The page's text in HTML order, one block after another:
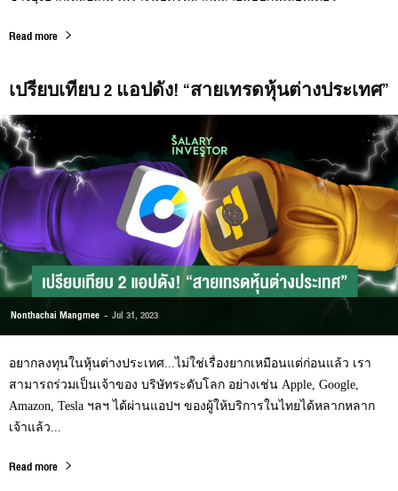
Read more
เปรียบเทียบ 2 แอปดัง! “สายเทรดหุ้นต่างประเทศ”
Nonthachai Mangmee - Jul 31, 2023
อยากลงทุนในหุ้นต่างประเทศ...ไม่ใช่เรื่องยากเหมือนแต่ก่อนแล้ว เรา
สามารถร่วมเป็นเจ้าของ บริษัทระดับโลก อย่างเช่น Apple, Google,
Amazon, Tesla ฯลฯ ได้ผ่านแอปฯ ของผู้ให้บริการในไทยได้หลากหลาก
เจ้าแล้ว...
Read more